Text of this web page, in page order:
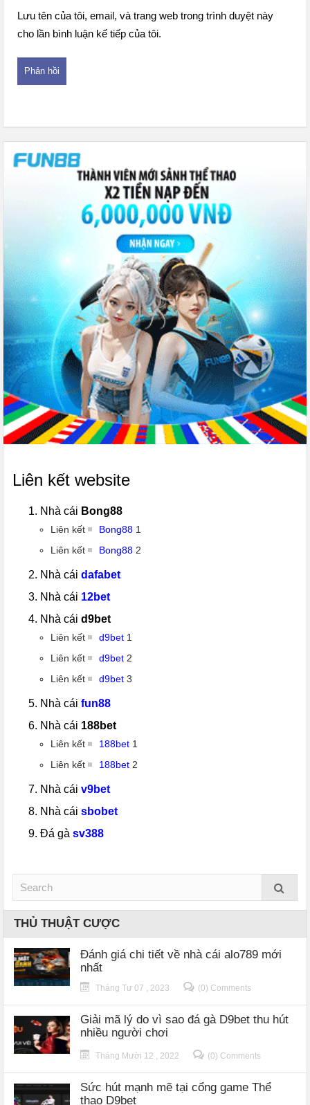
Lưu tên của tôi, email, và trang web trong trình duyệt này
cho lần bình luận kế tiếp của tôi.
Liên kết website
Nhà cái Bong88
Liên kết Bong88 1
Liên kết
Bong88 2
Nhà cáidafabet
Nhà cái 12bet
Nhà cáid9bet
Liên kết d9bet 1
Liên kết
d9bet 2
Liên kết
d9bet 3
Nhà cáifun88
Nhà cái 188bet
Liên kết 188bet 1
Liên kết
188bet 2
Nhà cáiv9bet
Nhà cáisbobet
Đá gàsv388
THỦ THUẬT CƯỢC
Đánh giá chi tiết về nhà cái alo789 mới
nhất
Tháng Tư 07 , 2023 (0) Comments
Giải mã lý do vì sao đá gà D9bet thu hút
nhiều người chơi
Tháng Mười 12 , 2022 (0) Comments
Sức hút mạnh mẽ tại cổng game Thể
thao D9bet